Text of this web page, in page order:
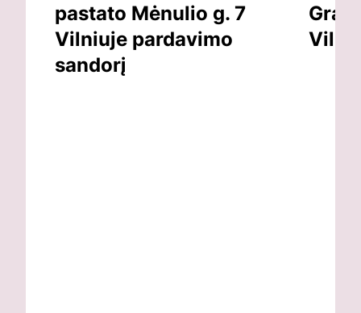
pastato Mėnulio g. 7
Vilniuje pardavimo
sandorį